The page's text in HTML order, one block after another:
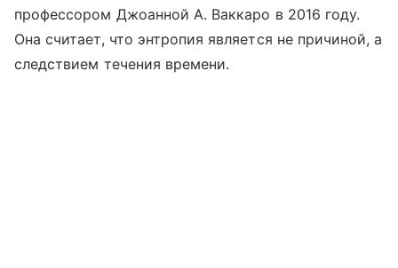
профессором Джоанной А. Ваккаро в 2016 году.
Она считает, что энтропия является не причиной, а
следствием течения времени.